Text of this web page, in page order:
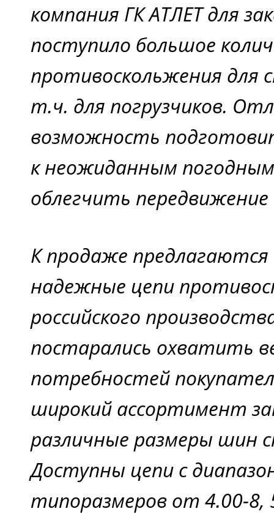
компания ГК АТЛЕТ для
поступило большое
противоскольжения для
т.ч. для погрузчиков.
возможность
к неожиданным
облегчить передвижение
К продаже
надежные цепи
российского
постарались охватить
потребностей
широкий ассортимент
различные размеры шин
Доступны цепи с
типоразмеров от 4.00-8,